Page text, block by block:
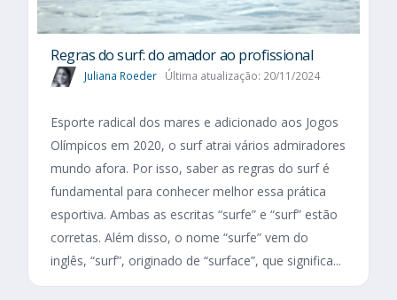
Regras do surf: do amador ao profissional
Juliana Roeder Última atualização: 20/11/2024
Esporte radical dos mares e adicionado aos Jogos
Olímpicos em 2020, o surf atrai vários admiradores
mundo afora. Por isso, saber as regras do surf é
fundamental para conhecer melhor essa prática
esportiva. Ambas as escritas “surfe” e “surf” estão
corretas. Além disso, o nome “surfe” vem do
inglês, “surf”, originado de “surface”, que significa...